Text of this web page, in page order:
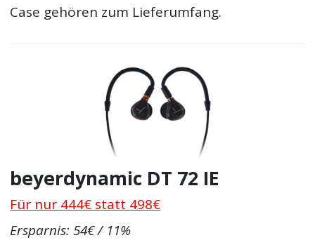
Case gehören zum Lieferumfang.
beyerdynamic DT 72 IE
Für nur 444€ statt 498€
Ersparnis: 54€ / 11%